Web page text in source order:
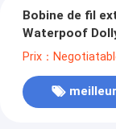
Bobine de fil
Waterpoof
Prix：